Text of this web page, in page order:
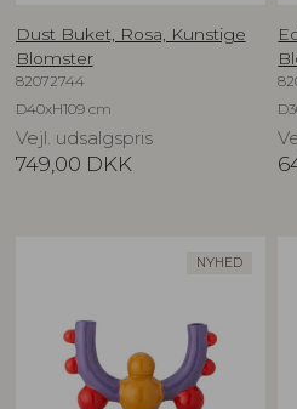
Dust Buket, Rosa, Kunstige
Blomster
82072744
D40xH109 cm
Vejl. udsalgspris
749,00 DKK
NYHED